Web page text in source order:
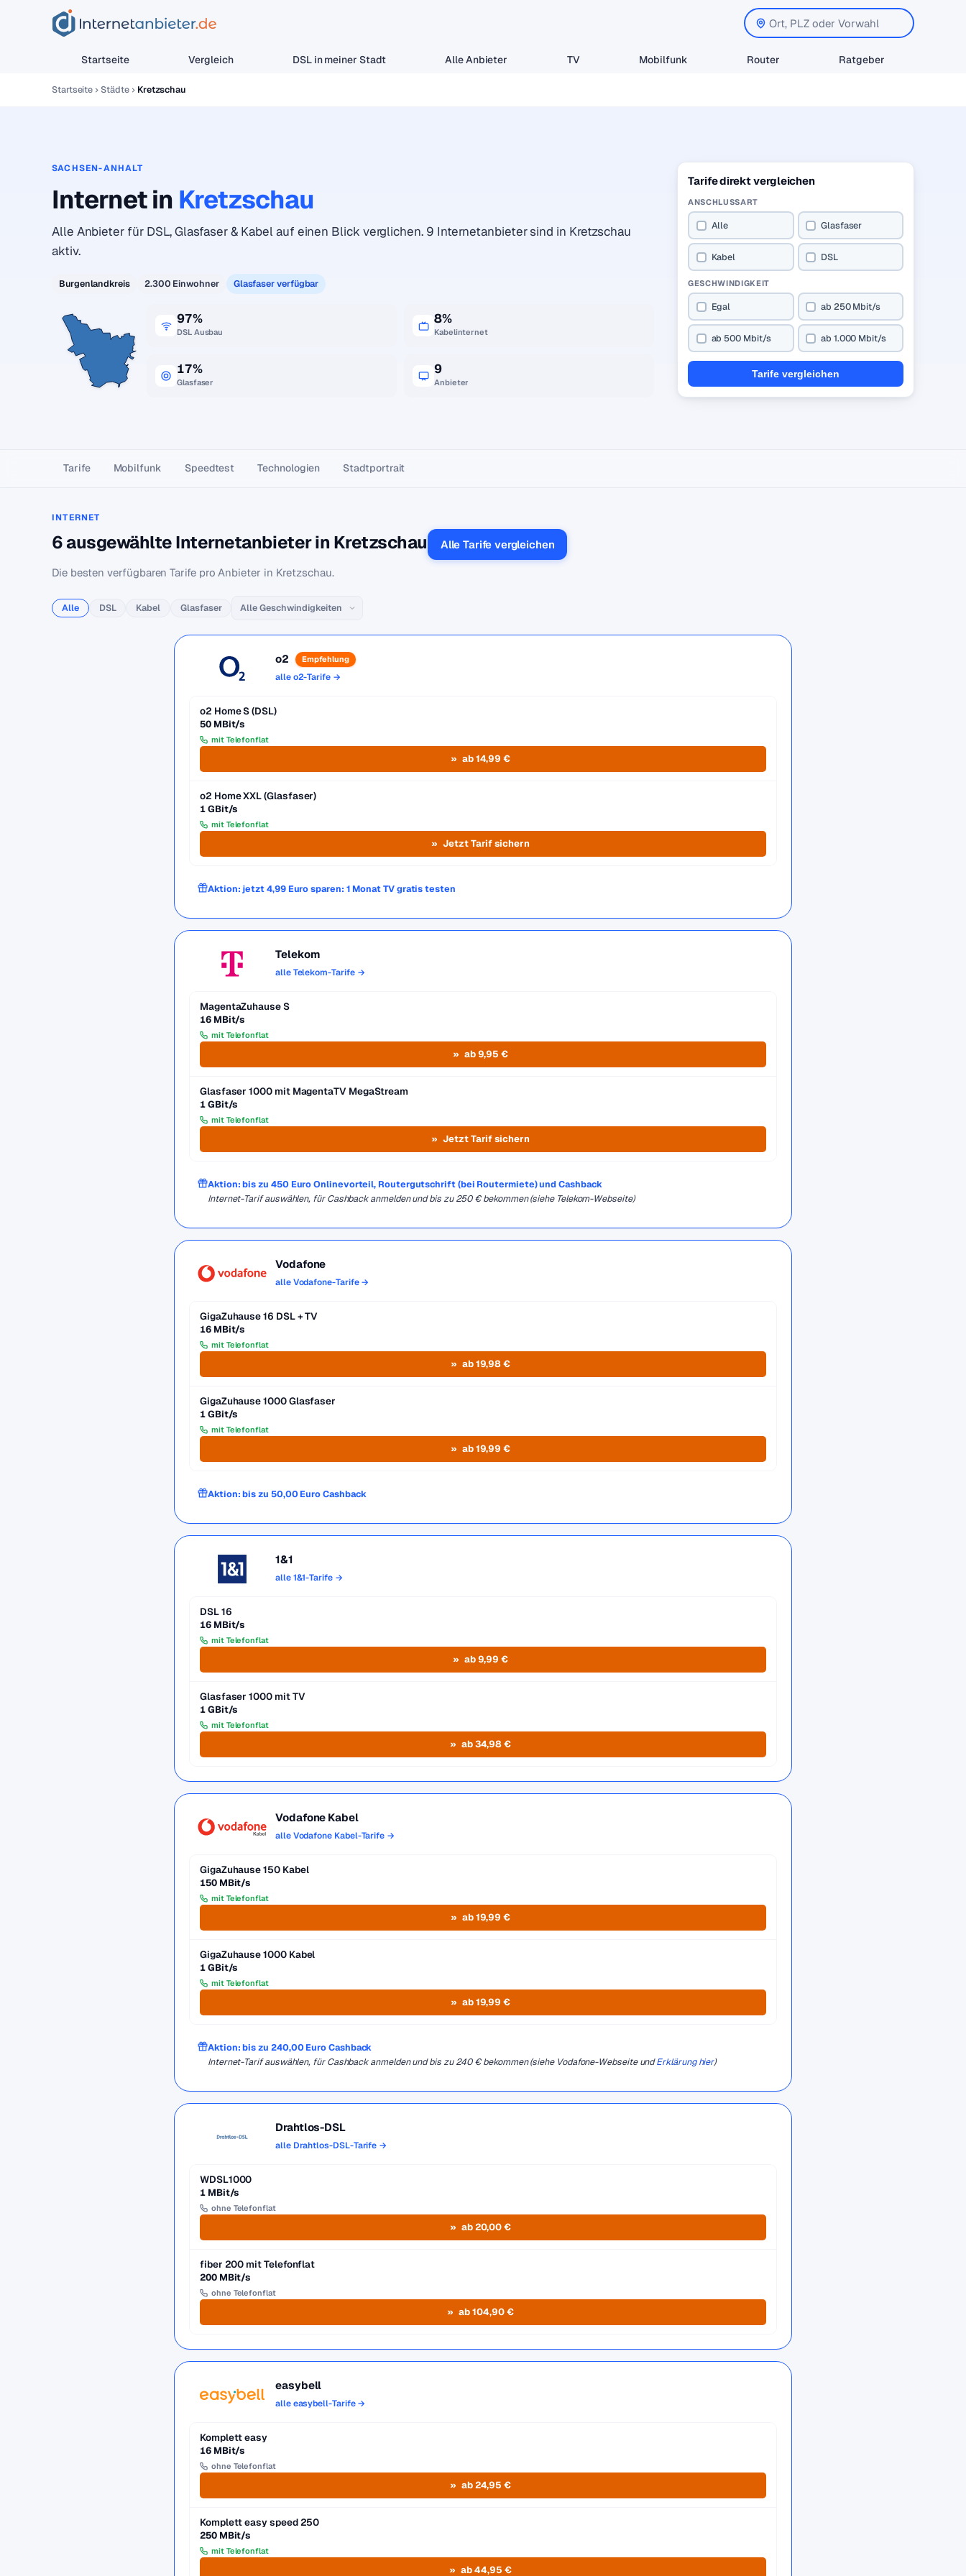
Startseite Vergleich DSL in meiner Stadt Alle Anbieter TV Mobilfunk Router Ratgeber
Startseite Städte Kretzschau
SACHSEN-ANHALT
Internet in Kretzschau
Alle Anbieter für DSL, Glasfaser & Kabel auf einen Blick verglichen. 9 Internetanbieter sind in Kretzschau
aktiv.
Burgenlandkreis 2.300 Einwohner Glasfaser verfügbar
97%
DSL Ausbau
8%
Kabelinternet
17%
Glasfaser
9
Anbieter
Tarife direkt vergleichen
ANSCHLUSSART
Alle Glasfaser
Kabel DSL
GESCHWINDIGKEIT
Egal ab 250 Mbit/s
ab 500 Mbit/s ab 1.000 Mbit/s
Tarife vergleichen
Tarife Mobilfunk Speedtest Technologien Stadtportrait
INTERNET
6 ausgewählte Internetanbieter in Kretzschau Alle Tarife vergleichen
Die besten verfügbaren Tarife pro Anbieter in Kretzschau.
Alle DSL Kabel Glasfaser
o2 Empfehlung
alle o2-Tarife →
o2 Home S (DSL)
50 MBit/s
mit Telefonflat
ab 14,99 €
o2 Home XXL (Glasfaser)
1 GBit/s
mit Telefonflat
Jetzt Tarif sichern
Aktion: jetzt 4,99 Euro sparen: 1 Monat TV gratis testen
Telekom
alle Telekom-Tarife →
MagentaZuhause S
16 MBit/s
mit Telefonflat
ab 9,95 €
Glasfaser 1000 mit MagentaTV MegaStream
1 GBit/s
mit Telefonflat
Jetzt Tarif sichern
Aktion: bis zu 450 Euro Onlinevorteil, Routergutschrift (bei Routermiete) und Cashback
Internet-Tarif auswählen, für Cashback anmelden und bis zu 250 € bekommen (siehe Telekom-Webseite)
Vodafone
alle Vodafone-Tarife →
GigaZuhause 16 DSL + TV
16 MBit/s
mit Telefonflat
ab 19,98 €
GigaZuhause 1000 Glasfaser
1 GBit/s
mit Telefonflat
ab 19,99 €
Aktion: bis zu 50,00 Euro Cashback
1&1
alle 1&1-Tarife →
DSL 16
16 MBit/s
mit Telefonflat
ab 9,99 €
Glasfaser 1000 mit TV
1 GBit/s
mit Telefonflat
ab 34,98 €
Vodafone Kabel
alle Vodafone Kabel-Tarife →
GigaZuhause 150 Kabel
150 MBit/s
mit Telefonflat
ab 19,99 €
GigaZuhause 1000 Kabel
1 GBit/s
mit Telefonflat
ab 19,99 €
Aktion: bis zu 240,00 Euro Cashback
Internet-Tarif auswählen, für Cashback anmelden und bis zu 240 € bekommen (siehe Vodafone-Webseite undErklärung hier)
Drahtlos-DSL
alle Drahtlos-DSL-Tarife →
WDSL1000
1 MBit/s
ohne Telefonflat
ab 20,00 €
fiber 200 mit Telefonflat
200 MBit/s
ohne Telefonflat
ab 104,90 €
easybell
alle easybell-Tarife →
Komplett easy
16 MBit/s
ohne Telefonflat
ab 24,95 €
Komplett easy speed 250
250 MBit/s
mit Telefonflat
ab 44,95 €